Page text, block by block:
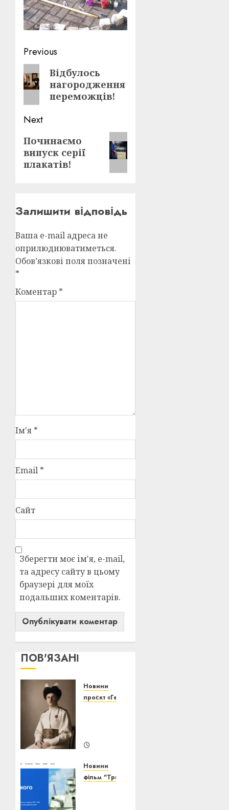
Post
navigation
Previous
Previous
post:
Відбулось
нагородження
переможців!
Next
Next
post:
Починаємо
випуск серії
плакатів!
Залишити відповідь
Ваша e-mail адреса не
оприлюднюватиметься.
Обов’язкові поля позначені
*
Коментар *
Ім'я *
Email *
Сайт
Зберегти моє ім'я, e-mail,
та адресу сайту в цьому
браузері для моїх
подальших коментарів.
ПОВ'ЯЗАНІ
Новини
проєкт «Генерація волі»
0
Новини
фільм "Тризуб Нептуна"